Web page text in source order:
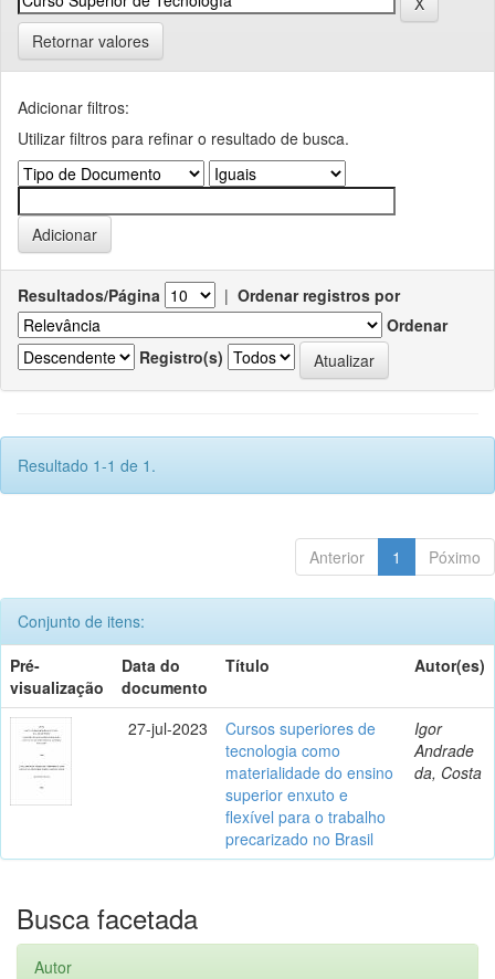
Retornar valores
Adicionar filtros:
Utilizar filtros para refinar o resultado de busca.
Resultados/Página | Ordenar registros por
Ordenar
Registro(s)
Resultado 1-1 de 1.
Anterior 1 Póximo
Conjunto de itens:
Pré-
visualização
Data do
documento
Título Autor(es)
27-jul-2023
Cursos superiores de
tecnologia como
materialidade do ensino
superior enxuto e
flexível para o trabalho
precarizado no Brasil
Igor
Andrade
da, Costa
Busca facetada
Autor